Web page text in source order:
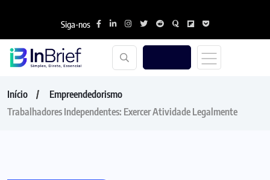
Siga-nos
Início
Empreendedorismo
Trabalhadores Independentes: Exercer Atividade Legalmente